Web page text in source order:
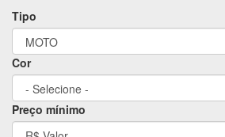
Tipo
Cor
Preço mínimo